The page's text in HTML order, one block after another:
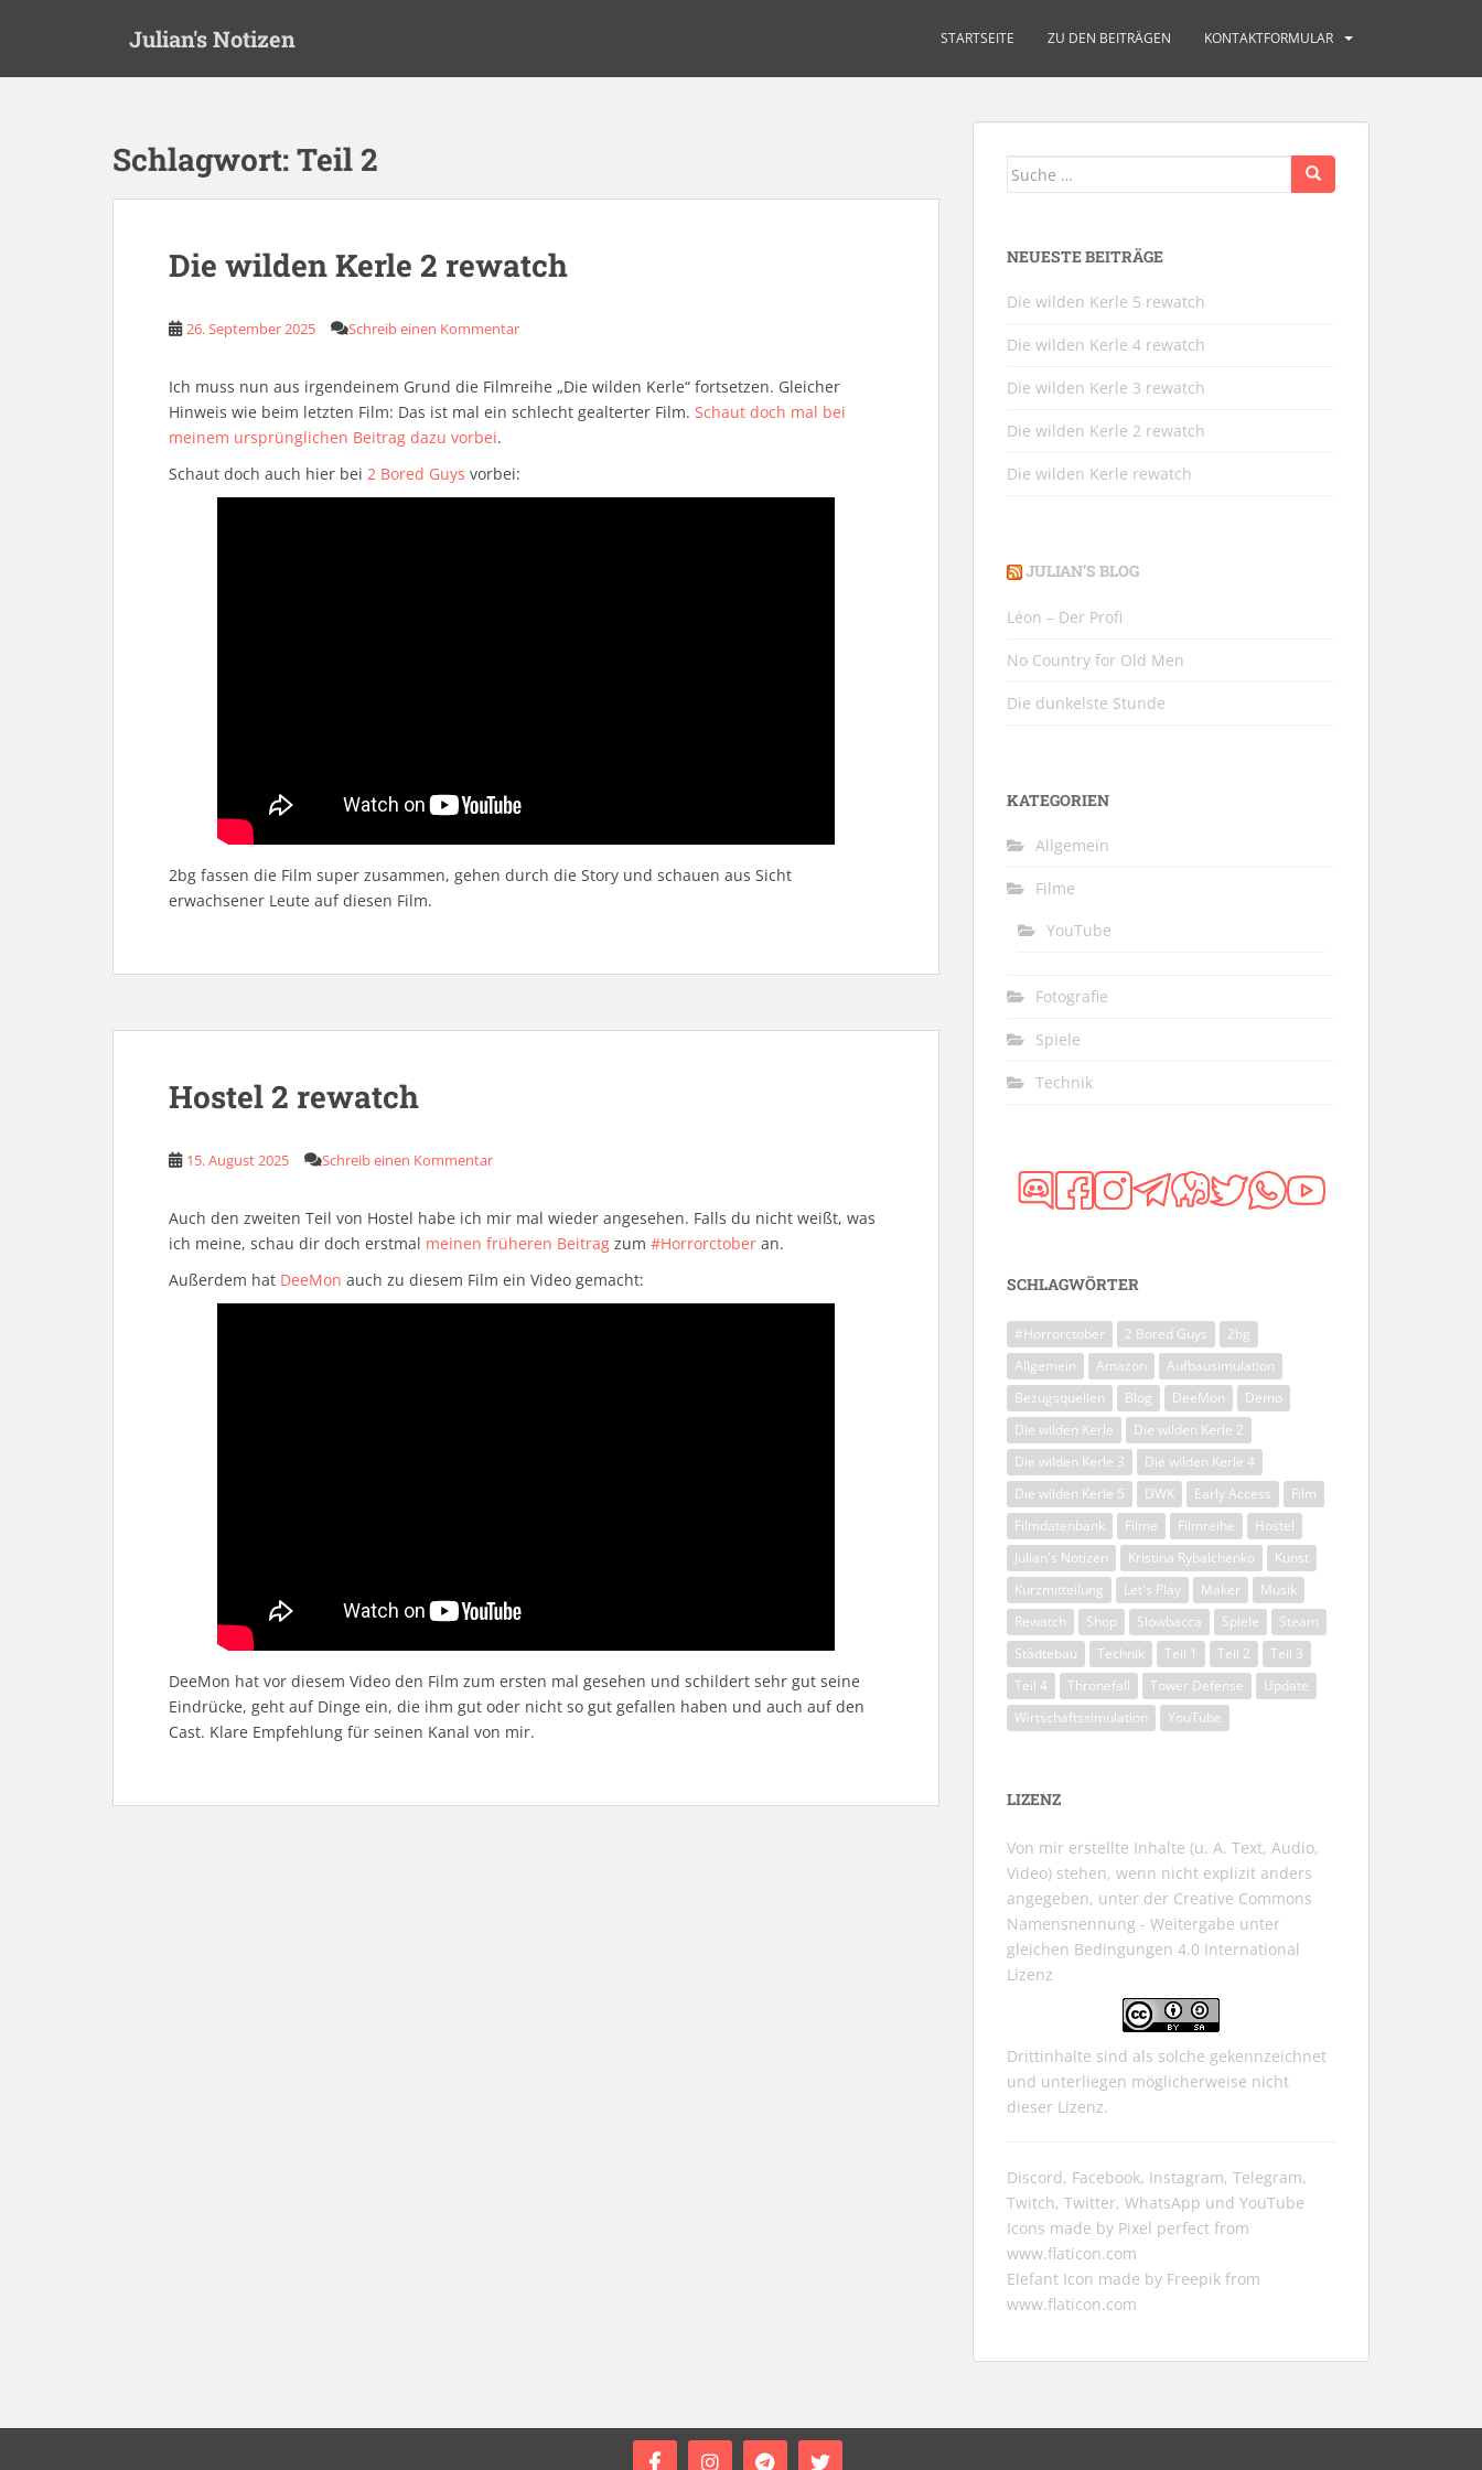
Julian's Notizen STARTSEITE ZU DEN BEITRÄGEN KONTAKTFORMULAR
Schlagwort:Teil 2
Die wilden Kerle 2 rewatch
26. September 2025 Schreib einen Kommentar
Ich muss nun aus irgendeinem Grund die Filmreihe „Die wilden Kerle“ fortsetzen. Gleicher
Hinweis wie beim letzten Film: Das ist mal ein schlecht gealterter Film. Schaut doch mal bei
meinem ursprünglichen Beitrag dazu vorbei.
Schaut doch auch hier bei 2 Bored Guys vorbei:
2bg fassen die Film super zusammen, gehen durch die Story und schauen aus Sicht
erwachsener Leute auf diesen Film.
Hostel 2 rewatch
15. August 2025 Schreib einen Kommentar
Auch den zweiten Teil von Hostel habe ich mir mal wieder angesehen. Falls du nicht weißt, was
ich meine, schau dir doch erstmal meinen früheren Beitrag zum #Horrorctober an.
Außerdem hat DeeMon auch zu diesem Film ein Video gemacht:
DeeMon hat vor diesem Video den Film zum ersten mal gesehen und schildert sehr gut seine
Eindrücke, geht auf Dinge ein, die ihm gut oder nicht so gut gefallen haben und auch auf den
Cast. Klare Empfehlung für seinen Kanal von mir.
Suche
NEUESTE BEITRÄGE
Die wilden Kerle 5 rewatch
Die wilden Kerle 4 rewatch
Die wilden Kerle 3 rewatch
Die wilden Kerle 2 rewatch
Die wilden Kerle rewatch
JULIAN’S BLOG
Léon – Der Profi
No Country for Old Men
Die dunkelste Stunde
KATEGORIEN
Allgemein
Filme
YouTube
Fotografie
Spiele
Technik
SCHLAGWÖRTER
#Horrorctober 2 Bored Guys
2bg
Allgemein
Amazon
Aufbausimulation
Bezugsquellen
Blog DeeMon
Demo
Die wilden Kerle
Die wilden Kerle 2
Die wilden Kerle 3
Die wilden Kerle 4
Die wilden Kerle 5
DWK Early Access
Film
Filmdatenbank
Filme Filmreihe
Hostel
Julian's Notizen
Kristina Rybalchenko
Kunst
Kurzmitteilung
Let's Play Maker
Musik
Rewatch
Shop Slowbacca Spiele
Steam
Städtebau
Technik Teil 1 Teil 2
Teil 3
Teil 4
Thronefall Tower Defense
Update
Wirtschaftssimulation
YouTube
LIZENZ
Von mir erstellte Inhalte (u. A. Text, Audio,
Video) stehen, wenn nicht explizit anders
angegeben, unter der Creative Commons
Namensnennung - Weitergabe unter
gleichen Bedingungen 4.0 International
Lizenz
Drittinhalte sind als solche gekennzeichnet
und unterliegen möglicherweise nicht
dieser Lizenz.
Discord, Facebook, Instagram, Telegram,
Twitch, Twitter, WhatsApp und YouTube
Icons made by Pixel perfect from
www.flaticon.com
Elefant Icon made by Freepik from
www.flaticon.com